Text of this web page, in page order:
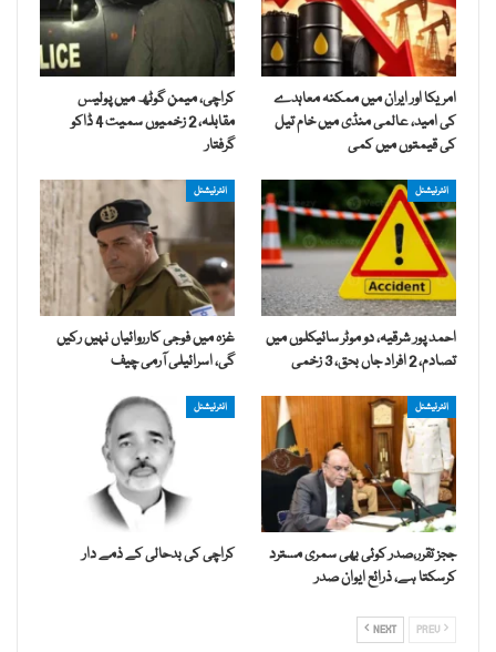
امریکا اور ایران میں ممکنہ معاہدے
کی امید، عالمی منڈی میں خام تیل
کی قیمتوں میں کمی
کراچی، میمن گوٹھ میں پولیس
مقابلہ، 2 زخمیوں سمیت 4 ڈاکو
گرفتار
انٹرنیشنل
احمد پور شرقیہ، دو موٹر سائیکلوں میں
تصادم، 2 افراد جاں بحق، 3 زخمی
انٹرنیشنل
غزہ میں فوجی کارروائیاں نہیں رکیں
گی، اسرائیلی آرمی چیف
انٹرنیشنل
ججز تقرر،صدر کوئی بھی سمری مسترد
کرسکتا ہے، ذرائع ایوان صدر
انٹرنیشنل
کراچی کی بدحالی کے ذمے دار
NEXT